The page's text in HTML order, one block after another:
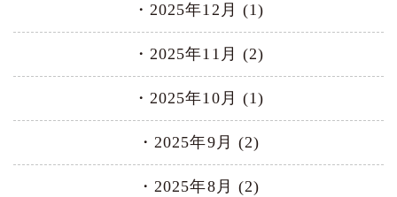
2025年12月 (1)
2025年11月 (2)
2025年10月 (1)
2025年9月 (2)
2025年8月 (2)